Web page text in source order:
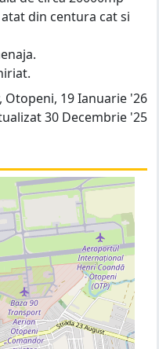
din centura cat si
Otopeni, 19 Ianuarie '26
30 Decembrie '25